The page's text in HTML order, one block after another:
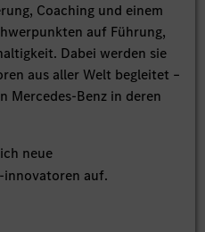
Coaching und einem
auf Führung,
Dabei werden sie
aus aller Welt begleitet –
Mercedes-Benz in deren
neue
auf.